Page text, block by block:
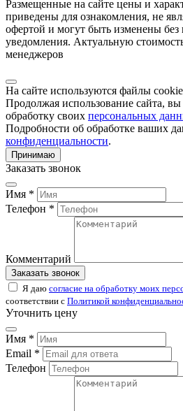
Размещенные на сайте цены и
приведены для ознакомления, не
офертой и могут быть изменены без
уведомления. Актуальную
менеджеров
На сайте используются файлы cookie
Продолжая использование сайта, вы
обработку своих персональных
Подробности об обработке ваших
конфиденциальности.
Принимаю
Заказать звонок
Имя *
Телефон *
Комментарий
Заказать звонок
Я даю согласие на обработку моих
соответствии с Политикой
Уточнить цену
Имя *
Email *
Телефон